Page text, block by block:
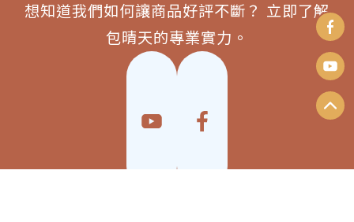
想知道我們如何讓商品好評不斷？ 立即了解
包晴天的專業實力。